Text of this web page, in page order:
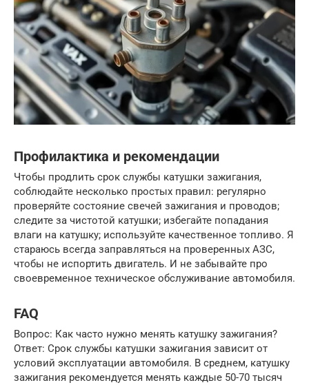
Профилактика и рекомендации
Чтобы продлить срок службы катушки зажигания,
соблюдайте несколько простых правил: регулярно
проверяйте состояние свечей зажигания и проводов;
следите за чистотой катушки; избегайте попадания
влаги на катушку; используйте качественное топливо. Я
стараюсь всегда заправляться на проверенных АЗС,
чтобы не испортить двигатель. И не забывайте про
своевременное техническое обслуживание автомобиля.
FAQ
Вопрос: Как часто нужно менять катушку зажигания?
Ответ: Срок службы катушки зажигания зависит от
условий эксплуатации автомобиля. В среднем, катушку
зажигания рекомендуется менять каждые 50-70 тысяч